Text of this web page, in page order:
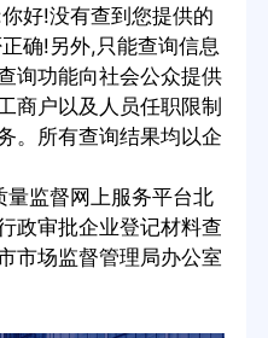
好!没有查到您提供的
确!另外,只能查询信息
询功能向社会公众提供
商户以及人员任职限制
。所有查询结果均以企
监督网上服务平台北
政审批企业登记材料查
市场监督管理局办公室